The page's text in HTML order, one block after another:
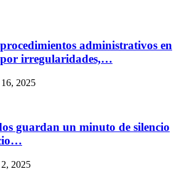
administrativos en
irregularidades,…
2025
guardan un minuto de silencio
2025